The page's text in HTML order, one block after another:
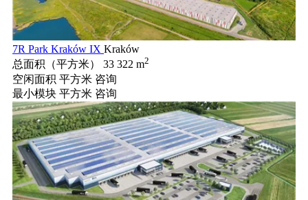
7R Park Kraków IX Kraków
总面积（平方米）
33 322 m2
空闲面积 平方米 咨询
最小模块 平方米 咨询